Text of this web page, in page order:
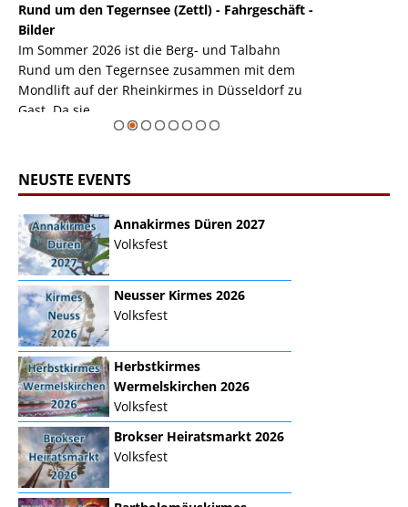
Rund um den Tegernsee (Zettl) - Fahrgeschäft -
Bilder
Im Sommer 2026 ist die Berg- und Talbahn
Rund um den Tegernsee zusammen mit dem
Mondlift auf der Rheinkirmes in Düsseldorf zu
Gast. Da sie ...
NEUSTE EVENTS
Annakirmes Düren 2027
Volksfest
Neusser Kirmes 2026
Volksfest
Herbstkirmes
Wermelskirchen 2026
Volksfest
Brokser Heiratsmarkt 2026
Volksfest